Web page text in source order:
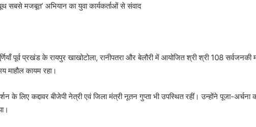
बूथ सबसे मजबूत’ अभियान का युवा कार्यकर्ताओं से संवाद
पूर्व प्रखंड के रायपुर खाखोटोला, रानीपतरा और बेलौरी में आयोजित श्री श्री 108 सर्वजनकी
माहौल कायम रहा।
के लिए कद्दावर बीजेपी नेत्री एवं जिला मंत्री नूतन गुप्ता भी उपस्थित रहीं। उन्होंने पूजा-अर्चना